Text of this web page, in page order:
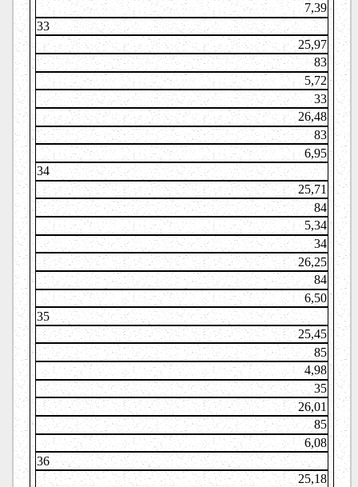
7,39
33
25,97
83
5,72
33
26,48
83
6,95
34
25,71
84
5,34
34
26,25
84
6,50
35
25,45
85
4,98
35
26,01
85
6,08
36
25,18